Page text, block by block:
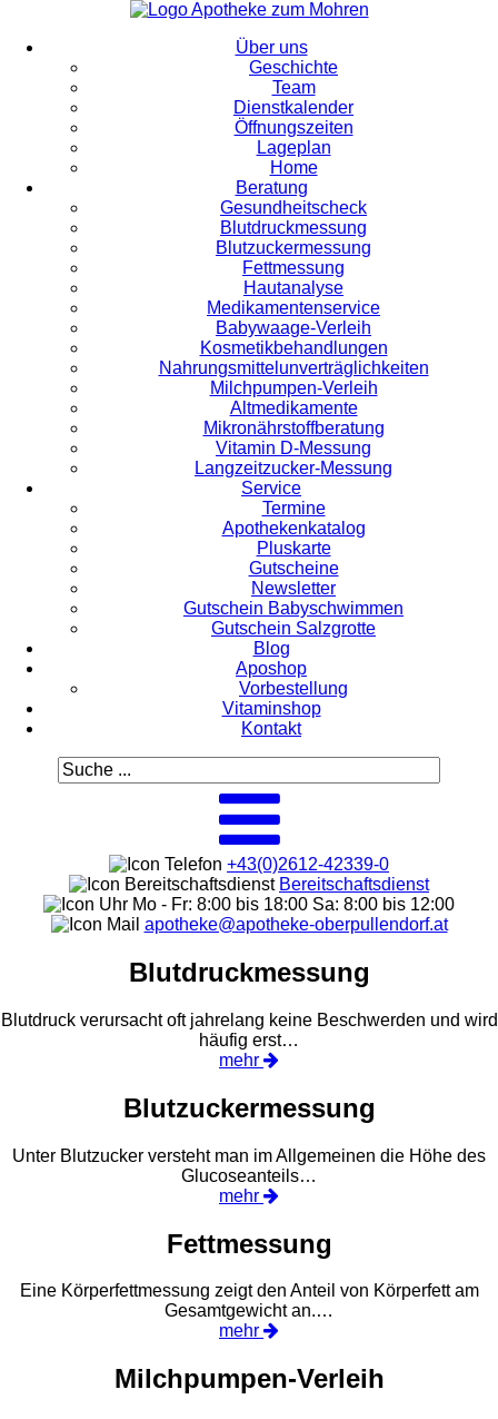
Über uns
Geschichte
Team
Dienstkalender
Öffnungszeiten
Lageplan
Home
Beratung
Gesundheitscheck
Blutdruckmessung
Blutzuckermessung
Fettmessung
Hautanalyse
Medikamentenservice
Babywaage-Verleih
Kosmetikbehandlungen
Nahrungsmittelunverträglichkeiten
Milchpumpen-Verleih
Altmedikamente
Mikronährstoffberatung
Vitamin D-Messung
Langzeitzucker-Messung
Service
Termine
Apothekenkatalog
Pluskarte
Gutscheine
Newsletter
Gutschein Babyschwimmen
Gutschein Salzgrotte
Blog
Aposhop
Vorbestellung
Vitaminshop
Kontakt
+43(0)2612-42339-0
Bereitschaftsdienst
Mo - Fr: 8:00 bis 18:00 Sa: 8:00 bis 12:00
apotheke@apotheke-oberpullendorf.at
Blutdruckmessung
Blutdruck verursacht oft jahrelang keine Beschwerden und wird
häufig erst…
mehr
Blutzuckermessung
Unter Blutzucker versteht man im Allgemeinen die Höhe des
Glucoseanteils…
mehr
Fettmessung
Eine Körperfettmessung zeigt den Anteil von Körperfett am
Gesamtgewicht an.…
mehr
Milchpumpen-Verleih